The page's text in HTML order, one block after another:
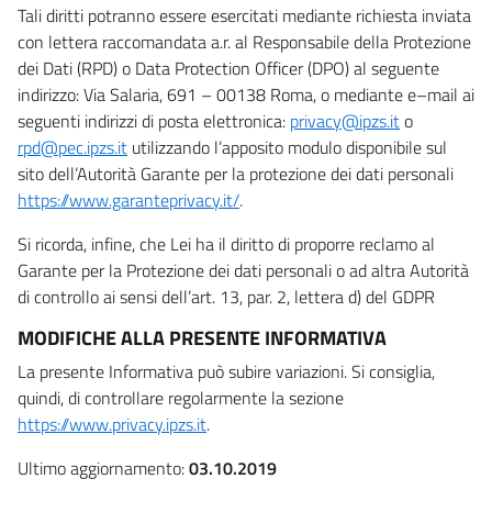
Tali diritti potranno essere esercitati mediante richiesta inviata
con lettera raccomandata a.r. al Responsabile della Protezione
dei Dati (RPD) o Data Protection Officer (DPO) al seguente
indirizzo: Via Salaria, 691 – 00138 Roma, o mediante e–mail ai
seguenti indirizzi di posta elettronica: privacy@ipzs.ito
rpd@pec.ipzs.it utilizzando l’apposito modulo disponibile sul
sito dell’Autorità Garante per la protezione dei dati personali
https://www.garanteprivacy.it/.
Si ricorda, infine, che Lei ha il diritto di proporre reclamo al
Garante per la Protezione dei dati personali o ad altra Autorità
di controllo ai sensi dell’art. 13, par. 2, lettera d) del GDPR
MODIFICHE ALLA PRESENTE INFORMATIVA
La presente Informativa può subire variazioni. Si consiglia,
quindi, di controllare regolarmente la sezione
https://www.privacy.ipzs.it.
Ultimo aggiornamento:03.10.2019